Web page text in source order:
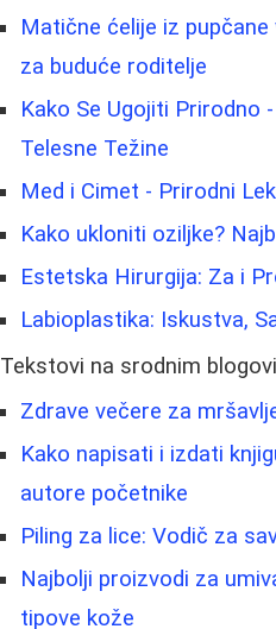
Matične ćelije iz
za buduće roditelje
Kako Se Ugojiti Prirodno
Telesne Težine
Med i Cimet - Prirodni
Kako ukloniti oziljke?
Estetska Hirurgija: Za i
Labioplastika: Iskustva,
Tekstovi na srodnim
Zdrave večere za
Kako napisati i izdati
autore početnike
Piling za lice: Vodič za
Najbolji proizvodi za
tipove kože